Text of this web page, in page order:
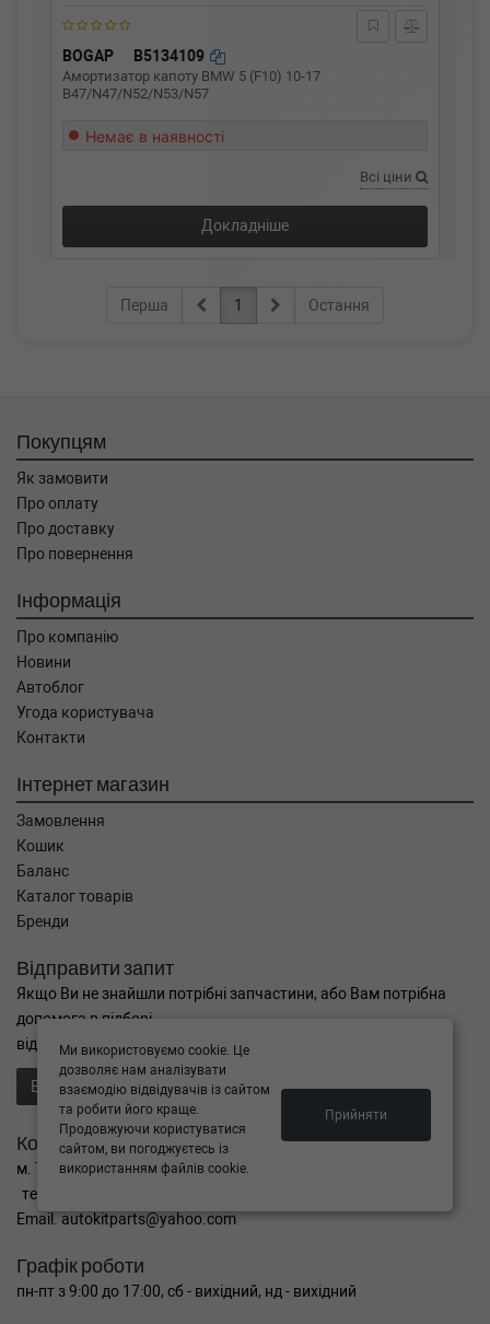
BOGAP B5134109
Амортизатор капоту BMW 5 (F10) 10-17
B47/N47/N52/N53/N57
Немає в наявності
Всі ціни
Докладніше
Перша 1 Остання
Покупцям
Як замовити
Про оплату
Про доставку
Про повернення
Інформація
Про компанію
Новини
Автоблог
Угода користувача
Контакти
Інтернет магазин
Замовлення
Кошик
Баланс
Каталог товарів
Бренди
Відправити запит
Якщо Ви не знайшли потрібні запчастини, або Вам потрібна
допомога в підборі,
відправте нам запит - ми Вам допоможемо
Відправити запит продавцю
Контакти
м. Тернопіль вул. Микулинецька 106а
тел. +38(099)650-59-19
Email. autokitparts@yahoo.com
Графік роботи
пн-пт з 9:00 до 17:00, сб - вихідний, нд - вихідний
Ми використовуємо cookie. Це
дозволяє нам аналізувати
взаємодію відвідувачів із сайтом
та робити його краще.
Продовжуючи користуватися
сайтом, ви погоджуєтесь із
використанням файлів cookie.
Прийняти